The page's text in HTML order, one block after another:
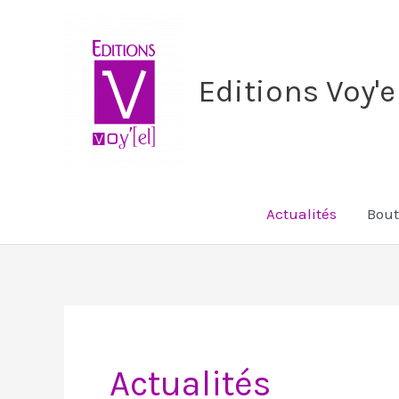
Editions
Actualités
Actualités